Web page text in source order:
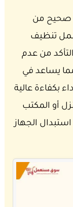
صحيح من
تشمل تنظيف
من عدم
يساعد في
بكفاءة عالية
أو المكتب
الجهاز